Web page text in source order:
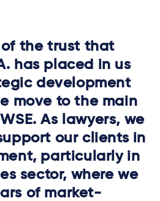
the trust that
has placed in us
development
move to the main
As lawyers, we
our clients in
particularly in
sector, where we
of market-